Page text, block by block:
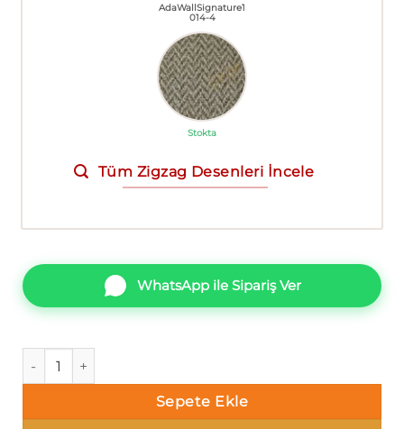
AdaWallSignature1
014-4
Stokta
Tüm Zigzag Desenleri İncele
WhatsApp ile Sipariş Ver
AdaWall Signature 1014-4 Zigzag Duvar Kağıdı 10m² Seri
Sepete Ekle